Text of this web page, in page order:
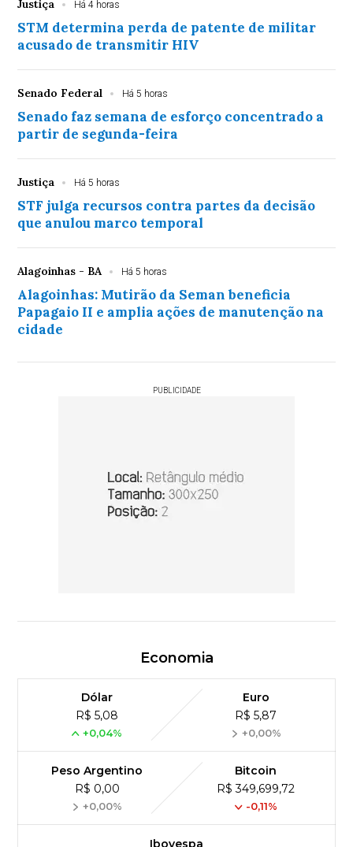
Justiça Há 4 horas
STM determina perda de patente de militar
acusado de transmitir HIV
Senado Federal Há 5 horas
Senado faz semana de esforço concentrado a
partir de segunda-feira
Justiça Há 5 horas
STF julga recursos contra partes da decisão
que anulou marco temporal
Alagoinhas - BA Há 5 horas
Alagoinhas: Mutirão da Seman beneficia
Papagaio II e amplia ações de manutenção na
cidade
PUBLICIDADE
Economia
Dólar
R$ 5,08
+0,04%
Euro
R$ 5,87
+0,00%
Peso Argentino
R$ 0,00
+0,00%
Bitcoin
R$ 349,699,72
-0,11%
Ibovespa